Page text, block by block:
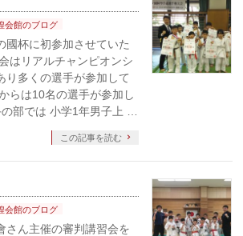
会館のブログ
國杯に初参加させていた
はリアルチャンピオンシ
り多くの選手が参加して
らは10名の選手が参加し
部では 小学1年男子上 …
この記事を読む
会館のブログ
さん主催の審判講習会を